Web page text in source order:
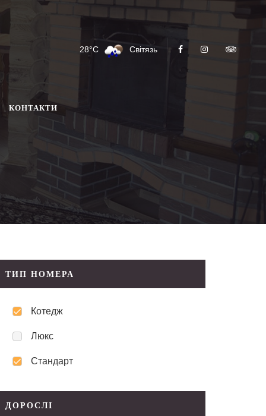
28°C Світязь
КОНТАКТИ
ТИП НОМЕРА
Котедж
Люкс
Стандарт
ДОРОСЛІ